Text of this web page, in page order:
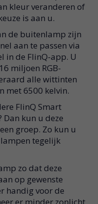
kleur veranderen of
is aan u.
de buitenlamp zijn
aan te passen via
in de FlinQ-app. U
miljoen RGB-
alle wittinten
met 6500 kelvin.
FlinQ Smart
Dan kun u deze
groep. Zo kun u
tegelijk
zo dat deze
op gewenste
handig voor de
er minder zonlicht